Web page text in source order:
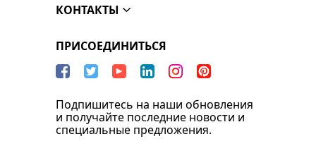
КОНТАКТЫ
ПРИСОЕДИНИТЬСЯ
Подпишитесь на наши обновления
и получайте последние новости и
специальные предложения.